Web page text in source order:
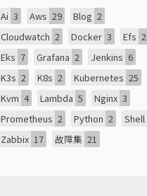
Ai 3 Aws 29 Blog 2
Cloudwatch 2 Docker 3 Efs 2
Eks 7 Grafana 2 Jenkins 6
K3s 2 K8s 2 Kubernetes 25
Kvm 4 Lambda 5 Nginx 3
Prometheus 2 Python 2 Shell
Zabbix 17 故障集 21